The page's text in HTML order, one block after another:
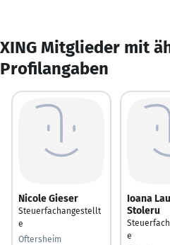
XING Mitglieder mit
Profilangaben
Nicole Gieser
Steuerfachangestellt
e
Oftersheim
Ioana
Stoleru
e